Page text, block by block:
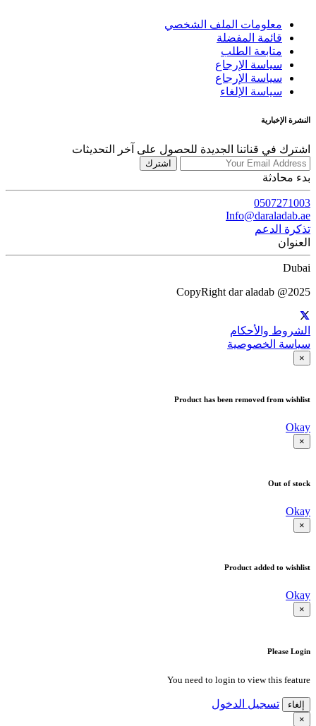
معلومات الملف الشخصي
قائمة المفضلة
متابعة الطلب
سياسة الإرجاع
سياسة الإرجاع
سياسة الإلغاء
النشرة الإخبارية
اشترك في قناتنا الجديدة للحصول على آخر التحديثات
اشترك
بدء محادثة
0507271003
Info@daraladab.ae
تذكرة الدعم
العنوان
Dubai
CopyRight dar aladab @2025
الشروط والأحكام
سياسة الخصوصية
×
Product has been removed from wishlist
Okay
×
Out of stock
Okay
×
Product added to wishlist
Okay
×
Please Login
You need to login to view this feature
إلغاء تسجيل الدخول
×